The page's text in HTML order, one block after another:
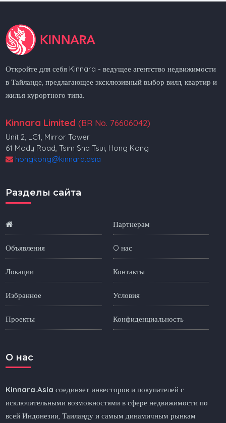
Откройте для себя Kinnara - ведущее агентство недвижимости
в Тайланде, предлагающее эксклюзивный выбор вилл, квартир и
жилья курортного типа.
Kinnara Limited (BR No. 76606042)
Unit 2, LG1, Mirror Tower
61 Mody Road, Tsim Sha Tsui, Hong Kong
hongkong@kinnara.asia
Разделы сайта
Объявления
Локации
Избранное
Проекты
Партнерам
O нас
Контакты
Условия
Конфиденциальность
O нас
Kinnara.Asia соединяет инвесторов и покупателей с
исключительными возможностями в сфере недвижимости по
всей Индонезии, Таиланду и самым динамичным рынкам